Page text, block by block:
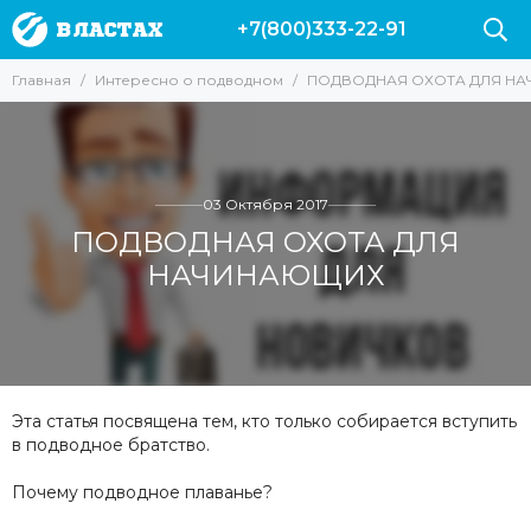
+7(800)333-22-91
Главная Интересно о подводном ПОДВОДНАЯ ОХОТА ДЛЯ
03 Октября 2017
ПОДВОДНАЯ ОХОТА ДЛЯ
НАЧИНАЮЩИХ
Эта статья посвящена тем, кто только собирается вступить
в подводное братство.
Почему подводное плаванье?